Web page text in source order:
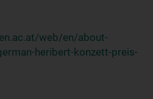
web/en/about-
heribert-konzett-preis-